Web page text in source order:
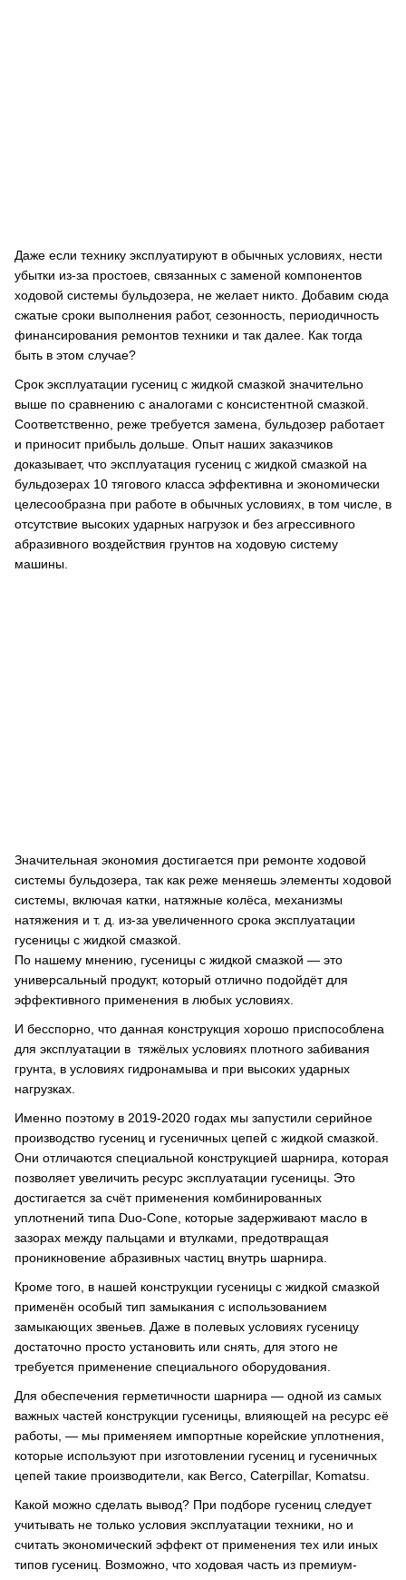
Даже если технику эксплуатируют в обычных условиях, нести
убытки из-за простоев, связанных с заменой компонентов
ходовой системы бульдозера, не желает никто. Добавим сюда
сжатые сроки выполнения работ, сезонность, периодичность
финансирования ремонтов техники и так далее. Как тогда
быть в этом случае?
Срок эксплуатации гусениц с жидкой смазкой значительно
выше по сравнению с аналогами с консистентной смазкой.
Соответственно, реже требуется замена, бульдозер работает
и приносит прибыль дольше. Опыт наших заказчиков
доказывает, что эксплуатация гусениц с жидкой смазкой на
бульдозерах 10 тягового класса эффективна и экономически
целесообразна при работе в обычных условиях, в том числе, в
отсутствие высоких ударных нагрузок и без агрессивного
абразивного воздействия грунтов на ходовую систему
машины.
Значительная экономия достигается при ремонте ходовой
системы бульдозера, так как реже меняешь элементы ходовой
системы, включая катки, натяжные колёса, механизмы
натяжения и т. д. из-за увеличенного срока эксплуатации
гусеницы с жидкой смазкой.
По нашему мнению, гусеницы с жидкой смазкой — это
универсальный продукт, который отлично подойдёт для
эффективного применения в любых условиях.
И бесспорно, что данная конструкция хорошо приспособлена
для эксплуатации в тяжёлых условиях плотного забивания
грунта, в условиях гидронамыва и при высоких ударных
нагрузках.
Именно поэтому в 2019-2020 годах мы запустили серийное
производство гусениц и гусеничных цепей с жидкой смазкой.
Они отличаются специальной конструкцией шарнира, которая
позволяет увеличить ресурс эксплуатации гусеницы. Это
достигается за счёт применения комбинированных
уплотнений типа Duo-Cone, которые задерживают масло в
зазорах между пальцами и втулками, предотвращая
проникновение абразивных частиц внутрь шарнира.
Кроме того, в нашей конструкции гусеницы с жидкой смазкой
применён особый тип замыкания с использованием
замыкающих звеньев. Даже в полевых условиях гусеницу
достаточно просто установить или снять, для этого не
требуется применение специального оборудования.
Для обеспечения герметичности шарнира — одной из самых
важных частей конструкции гусеницы, влияющей на ресурс её
работы, — мы применяем импортные корейские уплотнения,
которые используют при изготовлении гусениц и гусеничных
цепей такие производители, как Berco, Caterpillar, Komatsu.
Какой можно сделать вывод? При подборе гусениц следует
учитывать не только условия эксплуатации техники, но и
считать экономический эффект от применения тех или иных
типов гусениц. Возможно, что ходовая часть из премиум-